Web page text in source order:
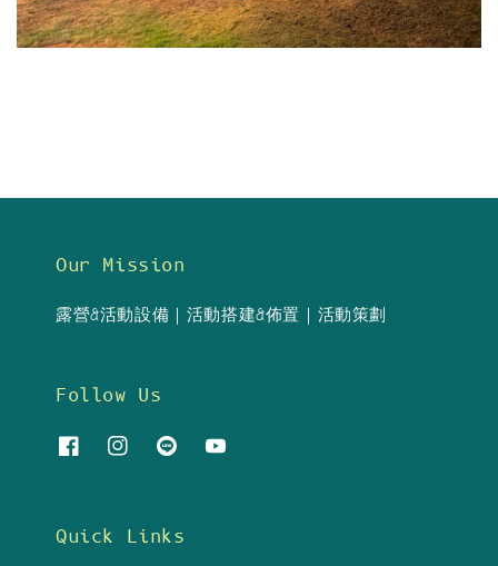
Our Mission
露營&活動設備｜活動搭建&佈置｜活動策劃
Follow Us
Quick Links